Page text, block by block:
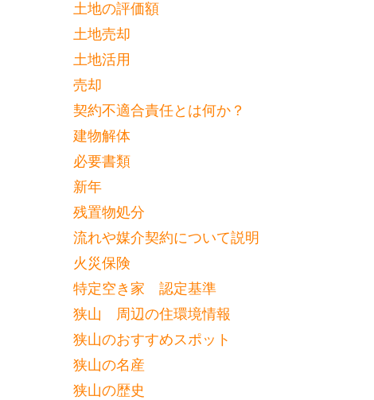
土地の評価額
土地売却
土地活用
売却
契約不適合責任とは何か？
建物解体
必要書類
新年
残置物処分
流れや媒介契約について説明
火災保険
特定空き家 認定基準
狭山 周辺の住環境情報
狭山のおすすめスポット
狭山の名産
狭山の歴史